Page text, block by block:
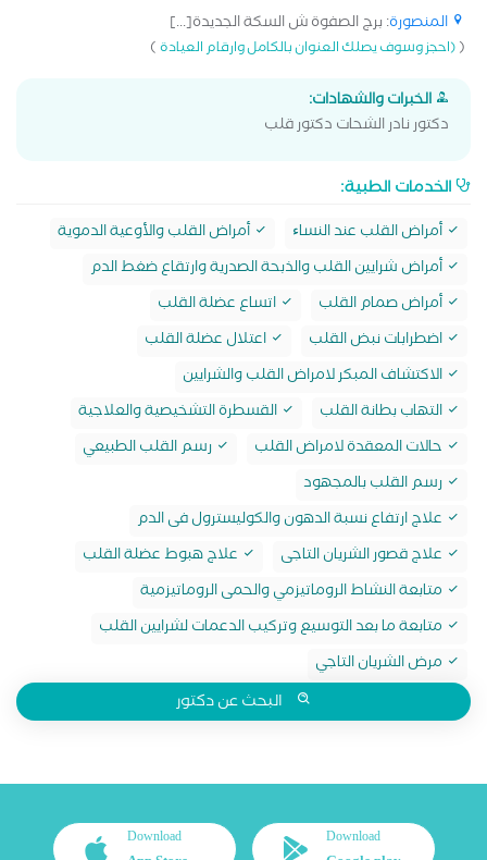
المنصورة: برج الصفوة ش السكة الجديدة[...]
((احجز وسوف يصلك العنوان بالكامل وارقام العيادة)
الخبرات والشهادات:
دكتور نادر الشحات دكتور قلب
الخدمات الطبية:
أمراض القلب عند النساﺀ
أمراض القلب والأوعية الدموية
أمراض شرايين القلب والذبحة الصدرية وارتقاع ضغط الدم
أمراض صمام القلب
اتساع عضلة القلب
اضطرابات نبض القلب
اعتلال عضلة القلب
الاكتشاف المبكر لامراض القلب والشرايين
التهاب بطانة القلب
القسطرة التشخيصية والعلاجية
حالات المعقدة لامراض القلب
رسم القلب الطبيعي
رسم القلب بالمجهود
علاج ارتفاع نسبة الدهون والكوليسترول فى الدم
علاج قصور الشريان التاجى
علاج هبوط عضلة القلب
متابعة النشاط الروماتيزمي والحمى الروماتيزمية
متابعة ما بعد التوسيع وتركيب الدعمات لشرايين القلب
مرض الشريان التاجي
البحث عن دكتور
Download
Download